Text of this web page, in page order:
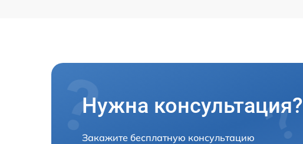
Нужна консультация?
Закажите бесплатную консультацию